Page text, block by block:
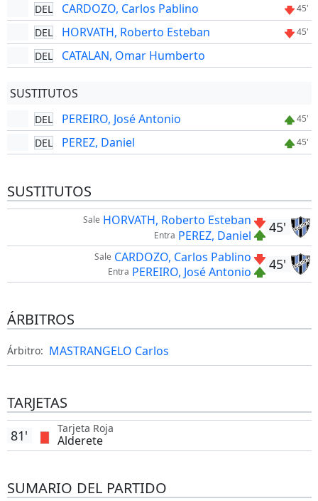
DEL CARDOZO, Carlos Pablino 45'
DEL HORVATH, Roberto Esteban 45'
DEL CATALAN, Omar Humberto
SUSTITUTOS
DEL PEREIRO, José Antonio 45'
DEL PEREZ, Daniel 45'
SUSTITUTOS
45'
Sale HORVATH, Roberto Esteban
Entra PEREZ, Daniel
45'
Sale CARDOZO, Carlos Pablino
Entra PEREIRO, José Antonio
ÁRBITROS
Árbitro: MASTRANGELO Carlos
TARJETAS
Tarjeta Roja
Alderete
81'
SUMARIO DEL PARTIDO